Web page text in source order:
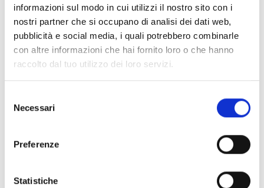
informazioni sul modo in cui utilizzi il nostro sito con i
nostri partner che si occupano di analisi dei dati web,
pubblicità e social media, i quali potrebbero combinarle
con altre informazioni che hai fornito loro o che hanno
raccolto dal tuo utilizzo dei loro servizi.
delNecessari
Preferenze
Statistiche
Accesorios bases EB00 - Materiales(47)
Accesorios para la prueba de detectores - Materiales
Accesorios para detectores Enea - Materiales (35)
Accesorios Senseware
Accesorios de la serie Industrial (17)